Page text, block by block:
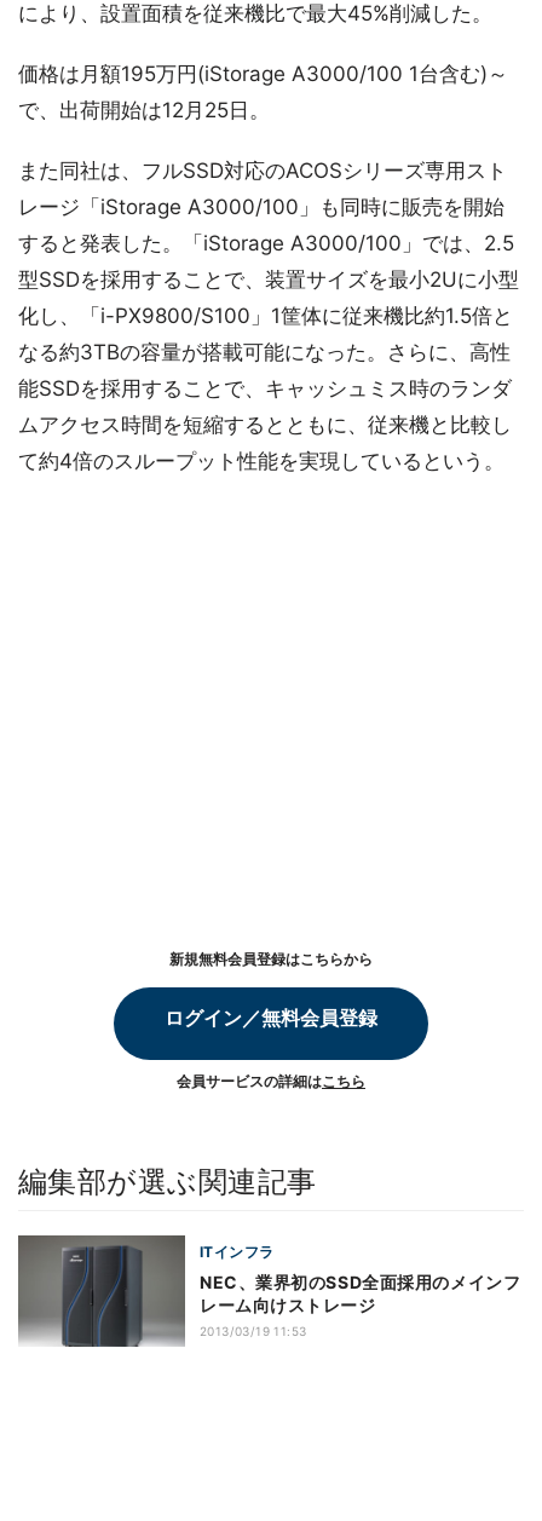
により、設置面積を従来機比で最大45%削減した。
価格は月額195万円(iStorage A3000/100 1台含む)～
で、出荷開始は12月25日。
また同社は、フルSSD対応のACOSシリーズ専用スト
レージ「iStorage A3000/100」も同時に販売を開始
すると発表した。「iStorage A3000/100」では、2.5
型SSDを採用することで、装置サイズを最小2Uに小型
化し、「i-PX9800/S100」1筐体に従来機比約1.5倍と
なる約3TBの容量が搭載可能になった。さらに、高性
能SSDを採用することで、キャッシュミス時のランダ
ムアクセス時間を短縮するとともに、従来機と比較し
て約4倍のスループット性能を実現しているという。
新規無料会員登録はこちらから
ログイン／無料会員登録
会員サービスの詳細はこちら
編集部が選ぶ関連記事
ITインフラ
NEC、業界初のSSD全面採用のメインフ
レーム向けストレージ
2013/03/19 11:53